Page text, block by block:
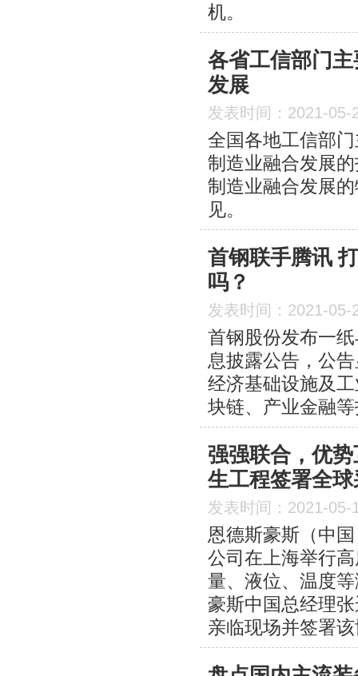
机。
各省工信部门
发展
发表时间：2021-05-
全国各地工信部
制造业融合发展
制造业融合发展
见。
首钢联手腾讯
吗？
发表时间：2021-05-
首钢股份发布一
息披露公告，公
经济基础设施及
块链、产业金融
强强联合，优
生工程签署全
发表时间：2021-05-
恩德斯豪斯（中
公司在上海举行
量、液位、温度
豪斯中国总经理
亲临现场并签署